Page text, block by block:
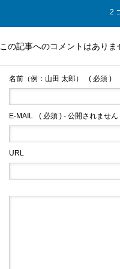
2
この記事へのコメントはありま
名前（例：山田 太郎） ( 必須 )
E-MAIL ( 必須 ) - 公開されません
URL